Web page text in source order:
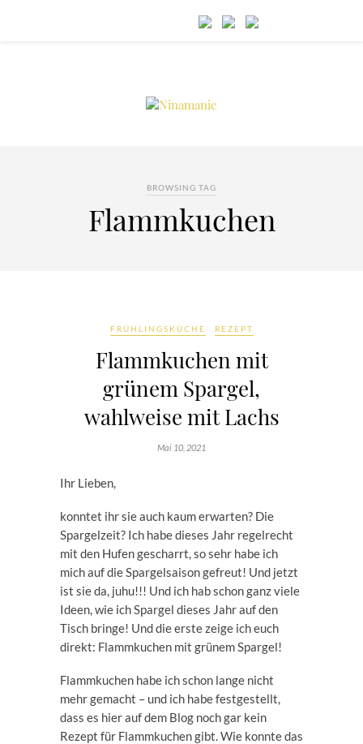
BROWSING TAG
Flammkuchen
FRÜHLINGSKÜCHE REZEPT
Flammkuchen mit
grünem Spargel,
wahlweise mit Lachs
Mai 10, 2021
Ihr Lieben,
konntet ihr sie auch kaum erwarten? Die
Spargelzeit? Ich habe dieses Jahr regelrecht
mit den Hufen gescharrt, so sehr habe ich
mich auf die Spargelsaison gefreut! Und jetzt
ist sie da, juhu!!! Und ich hab schon ganz viele
Ideen, wie ich Spargel dieses Jahr auf den
Tisch bringe! Und die erste zeige ich euch
direkt: Flammkuchen mit grünem Spargel!
Flammkuchen habe ich schon lange nicht
mehr gemacht – und ich habe festgestellt,
dass es hier auf dem Blog noch gar kein
Rezept für Flammkuchen gibt. Wie konnte das